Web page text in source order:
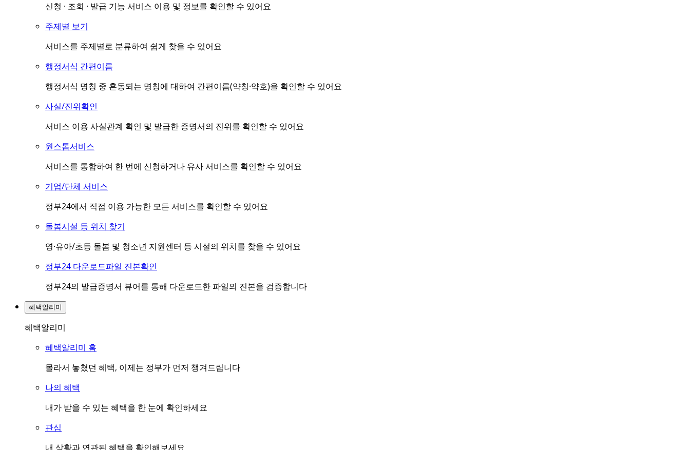
신청 · 조회 · 발급 기능 서비스 이용 및 정보를 확인할 수 있어요
주제별 보기
서비스를 주제별로 분류하여 쉽게 찾을 수 있어요
행정서식 간편이름
행정서식 명칭 중 혼동되는 명칭에 대하여 간편이름(약칭·약호)을 확인할 수 있어요
사실/진위확인
서비스 이용 사실관계 확인 및 발급한 증명서의 진위를 확인할 수 있어요
원스톱서비스
서비스를 통합하여 한 번에 신청하거나 유사 서비스를 확인할 수 있어요
기업/단체 서비스
정부24에서 직접 이용 가능한 모든 서비스를 확인할 수 있어요
돌봄시설 등 위치 찾기
영·유아/초등 돌봄 및 청소년 지원센터 등 시설의 위치를 찾을 수 있어요
정부24 다운로드파일 진본확인
정부24의 발급증명서 뷰어를 통해 다운로드한 파일의 진본을 검증합니다
혜택알리미
혜택알리미
혜택알리미 홈
몰라서 놓쳤던 혜택, 이제는 정부가 먼저 챙겨드립니다
나의 혜택
내가 받을 수 있는 혜택을 한 눈에 확인하세요
관심
내 상황과 연관된 혜택을 확인해보세요